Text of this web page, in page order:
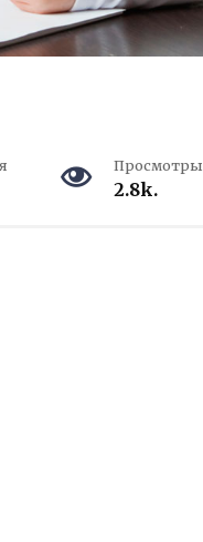
Просмотры
2.8k.